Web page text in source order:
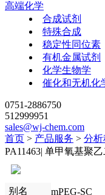
高端化学
合成试剂
特殊合成
稳定性同位素
有机金属试剂
化学生物学
催化和无机化
0751-2886750
512999951
sales@wj-chem.com
首页 > 产品服务 > 分析
PA11463| 单甲氧基聚
别名
mPEG-SC